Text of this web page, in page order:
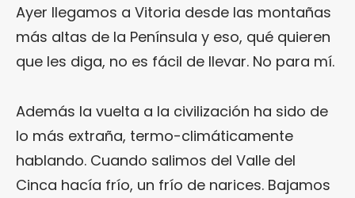
Ayer llegamos a Vitoria desde las montañas
más altas de la Península y eso, qué quieren
que les diga, no es fácil de llevar. No para mí.
Además la vuelta a la civilización ha sido de
lo más extraña, termo-climáticamente
hablando. Cuando salimos del Valle del
Cinca hacía frío, un frío de narices. Bajamos